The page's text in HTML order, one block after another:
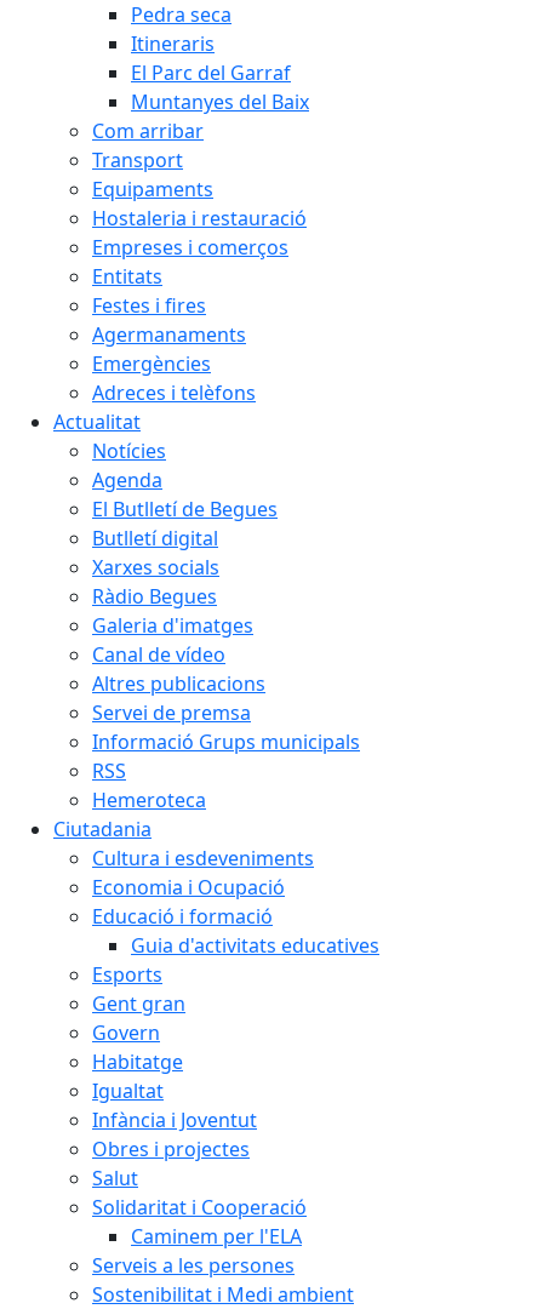
Pedra seca
Itineraris
El Parc del Garraf
Muntanyes del Baix
Com arribar
Transport
Equipaments
Hostaleria i restauració
Empreses i comerços
Entitats
Festes i fires
Agermanaments
Emergències
Adreces i telèfons
Actualitat
Notícies
Agenda
El Butlletí de Begues
Butlletí digital
Xarxes socials
Ràdio Begues
Galeria d'imatges
Canal de vídeo
Altres publicacions
Servei de premsa
Informació Grups municipals
RSS
Hemeroteca
Ciutadania
Cultura i esdeveniments
Economia i Ocupació
Educació i formació
Guia d'activitats educatives
Esports
Gent gran
Govern
Habitatge
Igualtat
Infància i Joventut
Obres i projectes
Salut
Solidaritat i Cooperació
Caminem per l'ELA
Serveis a les persones
Sostenibilitat i Medi ambient